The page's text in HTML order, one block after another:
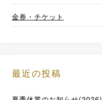
金券・チケット
最近の投稿